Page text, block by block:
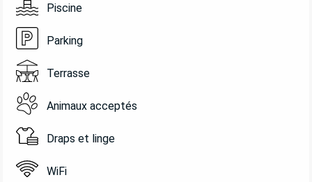
Piscine
Parking
Terrasse
Animaux acceptés
Draps et linge
WiFi